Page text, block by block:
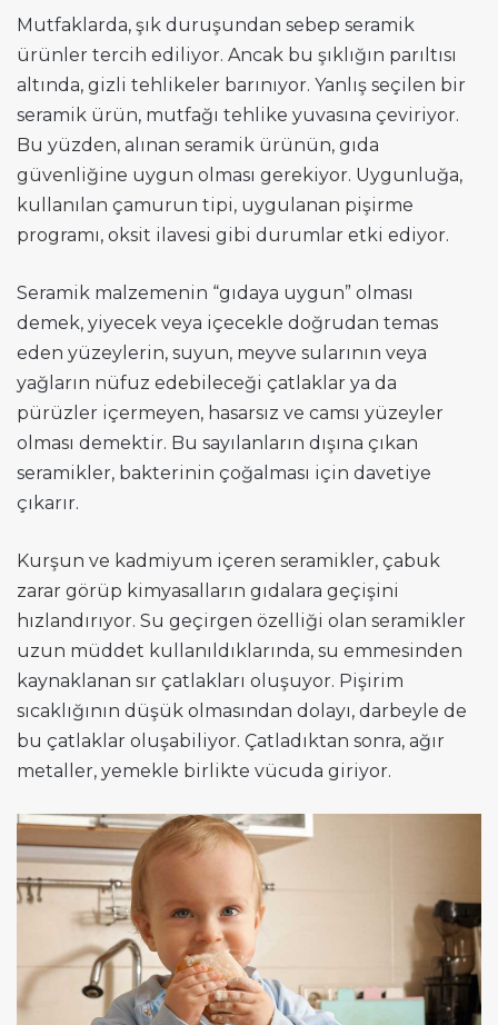
Mutfaklarda, şık duruşundan sebep seramik
ürünler tercih ediliyor. Ancak bu şıklığın parıltısı
altında, gizli tehlikeler barınıyor. Yanlış seçilen bir
seramik ürün, mutfağı tehlike yuvasına çeviriyor.
Bu yüzden, alınan seramik ürünün, gıda
güvenliğine uygun olması gerekiyor. Uygunluğa,
kullanılan çamurun tipi, uygulanan pişirme
programı, oksit ilavesi gibi durumlar etki ediyor.
Seramik malzemenin “gıdaya uygun” olması
demek, yiyecek veya içecekle doğrudan temas
eden yüzeylerin, suyun, meyve sularının veya
yağların nüfuz edebileceği çatlaklar ya da
pürüzler içermeyen, hasarsız ve camsı yüzeyler
olması demektir. Bu sayılanların dışına çıkan
seramikler, bakterinin çoğalması için davetiye
çıkarır.
Kurşun ve kadmiyum içeren seramikler, çabuk
zarar görüp kimyasalların gıdalara geçişini
hızlandırıyor. Su geçirgen özelliği olan seramikler
uzun müddet kullanıldıklarında, su emmesinden
kaynaklanan sır çatlakları oluşuyor. Pişirim
sıcaklığının düşük olmasından dolayı, darbeyle de
bu çatlaklar oluşabiliyor. Çatladıktan sonra, ağır
metaller, yemekle birlikte vücuda giriyor.